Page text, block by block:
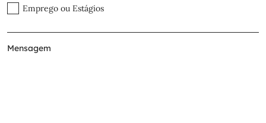
Emprego ou Estágios